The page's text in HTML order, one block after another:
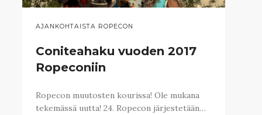
AJANKOHTAISTA ROPECON
Coniteahaku vuoden 2017
Ropeconiin
Ropecon muutosten kourissa! Ole mukana
tekemässä uutta! 24. Ropecon järjestetään…